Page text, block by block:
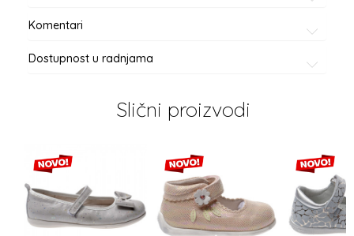
Komentari
Dostupnost u radnjama
Slični proizvodi